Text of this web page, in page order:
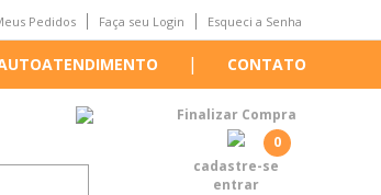
Pedidos Faça seu Login Esqueci a Senha
| CONTATO
Finalizar Compra
0
cadastre-se
entrar